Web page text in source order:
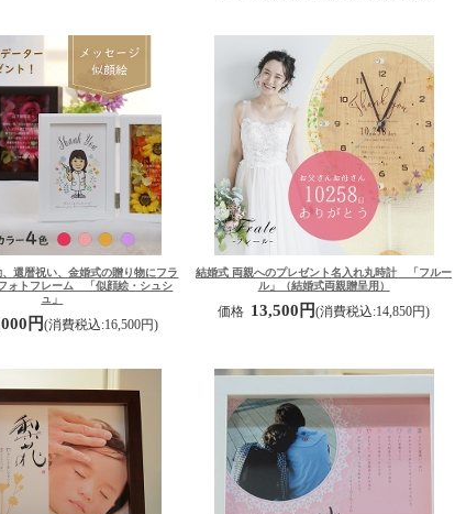
還暦祝い、金婚式の贈り物にフラ
ォトフレーム 「似顔絵・シュシ
ュ」
円(消費税込:16,500円)
結婚式 両親へのプレゼント名入れ丸時計 「フルー
ル」（結婚式両親贈呈用）
価格 13,500円(消費税込:14,850円)